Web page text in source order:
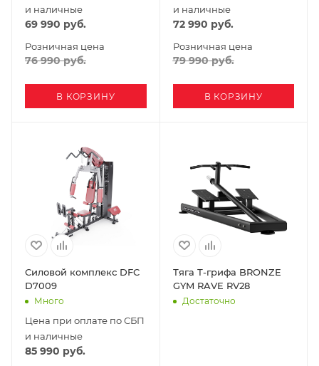
и наличные
69 990 руб.
Розничная цена
76 990руб.
В КОРЗИНУ
и наличные
72 990 руб.
Розничная цена
79 990руб.
В КОРЗИНУ
Силовой комплекс DFC
D7009
Много
Цена при оплате по СБП
и наличные
85 990 руб.
Тяга Т-грифа BRONZE
GYM RAVE RV28
Достаточно